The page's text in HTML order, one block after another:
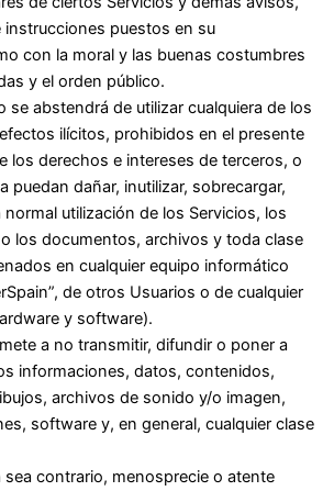
instrucciones puestos en su
con la moral y las buenas costumbres
y el orden público.
se abstendrá de utilizar cualquiera de los
ilícitos, prohibidos en el presente
los derechos e intereses de terceros, o
puedan dañar, inutilizar, sobrecargar,
utilización de los Servicios, los
los documentos, archivos y toda clase
en cualquier equipo informático
de otros Usuarios o de cualquier
y software).
a no transmitir, difundir o poner a
informaciones, datos, contenidos,
archivos de sonido y/o imagen,
software y, en general, cualquier clase
sea contrario, menosprecie o atente